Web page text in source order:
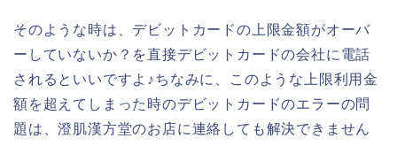
そのような時は、デビットカードの上限金額がオーバ
ーしていないか？を直接デビットカードの会社に電話
されるといいですよ♪ちなみに、このような上限利用金
額を超えてしまった時のデビットカードのエラーの問
題は、澄肌漢方堂のお店に連絡しても解決できません